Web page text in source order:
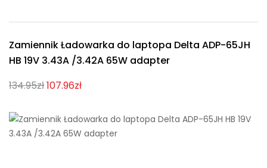
Zamiennik Ładowarka do laptopa Delta ADP-65JH
HB 19V 3.43A /3.42A 65W adapter
134.95zł107.96zł